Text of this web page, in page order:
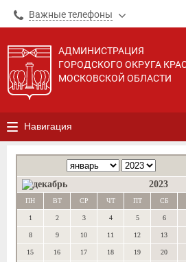
Важные телефоны
АДМИНИСТРАЦИЯ
ГОРОДСКОГО ОКРУГА
МОСКОВСКОЙ ОБЛАСТИ
Навигация
2023
ПН ВТ СР ЧТ ПТ СБ
1 2 3 4 5 6
8 9 10 11 12 13
15 16 17 18 19 20